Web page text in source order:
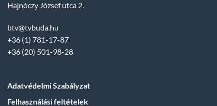
Hajnóczy József utca 2.
btv@tvbuda.hu
+36 (1) 781-17-87
+36 (20) 501-98-28
Adatvédelmi Szabályzat
Felhasználási feltételek